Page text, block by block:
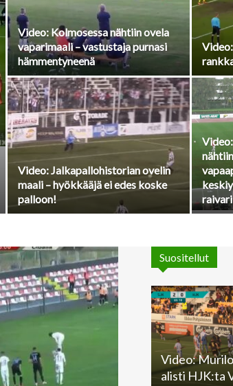
Video: Kolmosessa nähtiin ovela
vaparimaali – vastustaja purnasi
hämmentyneenä
Video: Jalkapallohistorian ovelin
maali – hyökkääjä ei edes koske
palloon!
Suositellut
Video:
alisti HJK:ta